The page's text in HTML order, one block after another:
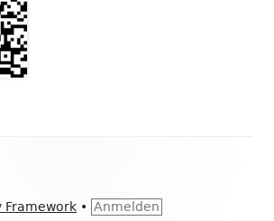
Framework • Anmelden